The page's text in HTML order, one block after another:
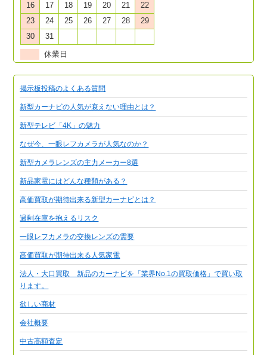
16
17 18 19 20 21
22
23
24 25 26 27 28
29
30
31
休業日
掲示板投稿のよくある質問
新型カーナビの人気が衰えない理由とは？
新型テレビ「4K」の魅力
なぜ今、一眼レフカメラが人気なのか？
新型カメラレンズの主力メーカー8選
新品家電にはどんな種類がある？
高価買取が期待出来る新型カーナビとは？
過剰在庫を抱えるリスク
一眼レフカメラの交換レンズの需要
高価買取が期待出来る人気家電
法人・大口買取 新品のカーナビを「業界No.1の買取価格」で買い取
ります。
欲しい商材
会社概要
中古高額査定